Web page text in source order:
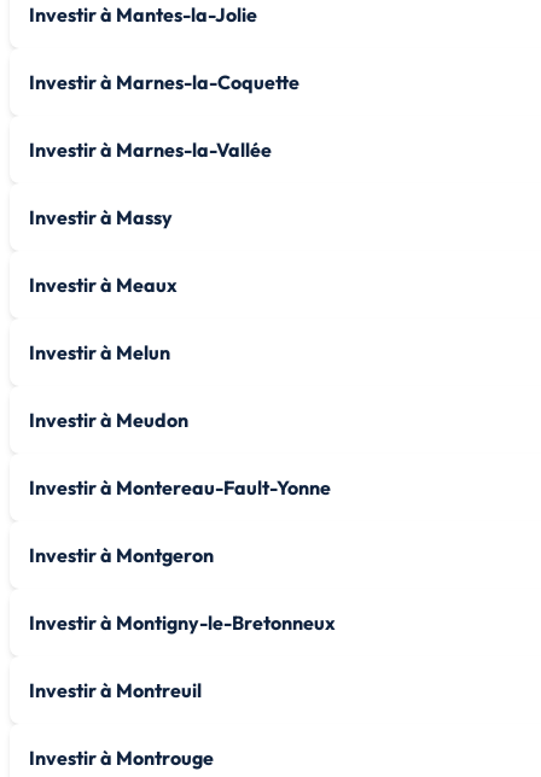
Investir à Mantes-la-Jolie
Investir à Marnes-la-Coquette
Investir à Marnes-la-Vallée
Investir à Massy
Investir à Meaux
Investir à Melun
Investir à Meudon
Investir à Montereau-Fault-Yonne
Investir à Montgeron
Investir à Montigny-le-Bretonneux
Investir à Montreuil
Investir à Montrouge